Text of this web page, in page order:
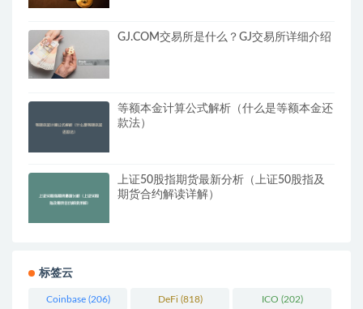
GJ.COM交易所是什么？GJ交易所详细介绍
等额本金计算公式解析（什么是等额本金还
款法）
上证50股指期货最新分析（上证50股指及
期货合约解读详解）
标签云
Coinbase(206) DeFi (818) ICO (202)